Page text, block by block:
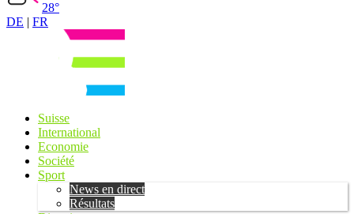
28°
DE | FR
Suisse
International
Economie
Société
Sport
News en direct
Résultats